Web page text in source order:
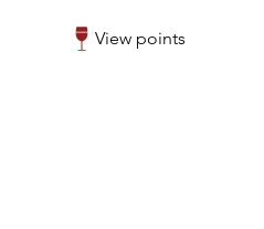
View points